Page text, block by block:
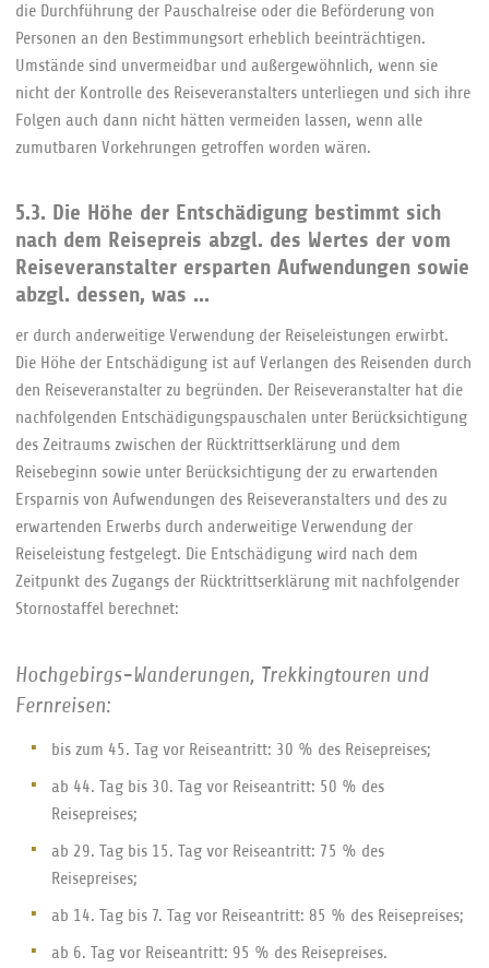
die Durchführung der Pauschalreise oder die Beförderung von
Personen an den Bestimmungsort erheblich beeinträchtigen.
Umstände sind unvermeidbar und außergewöhnlich, wenn sie
nicht der Kontrolle des Reiseveranstalters unterliegen und sich ihre
Folgen auch dann nicht hätten vermeiden lassen, wenn alle
zumutbaren Vorkehrungen getroffen worden wären.
5.3. Die Höhe der Entschädigung bestimmt sich
nach dem Reisepreis abzgl. des Wertes der vom
Reiseveranstalter ersparten Aufwendungen sowie
abzgl. dessen, was ...
er durch anderweitige Verwendung der Reiseleistungen erwirbt.
Die Höhe der Entschädigung ist auf Verlangen des Reisenden durch
den Reiseveranstalter zu begründen. Der Reiseveranstalter hat die
nachfolgenden Entschädigungspauschalen unter Berücksichtigung
des Zeitraums zwischen der Rücktrittserklärung und dem
Reisebeginn sowie unter Berücksichtigung der zu erwartenden
Ersparnis von Aufwendungen des Reiseveranstalters und des zu
erwartenden Erwerbs durch anderweitige Verwendung der
Reiseleistung festgelegt. Die Entschädigung wird nach dem
Zeitpunkt des Zugangs der Rücktrittserklärung mit nachfolgender
Stornostaffel berechnet:
Hochgebirgs-Wanderungen, Trekkingtouren und
Fernreisen:
bis zum 45. Tag vor Reiseantritt: 30 % des Reisepreises;
ab 44. Tag bis 30. Tag vor Reiseantritt: 50 % des
Reisepreises;
ab 29. Tag bis 15. Tag vor Reiseantritt: 75 % des
Reisepreises;
ab 14. Tag bis 7. Tag vor Reiseantritt: 85 % des Reisepreises;
ab 6. Tag vor Reiseantritt: 95 % des Reisepreises.